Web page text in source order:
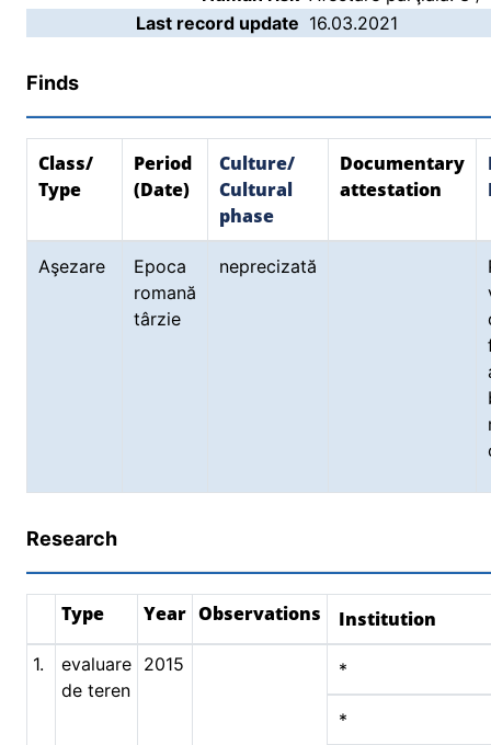
Last record update 16.03.2021
Finds
Class/
Type
Period
(Date)
Culture/
Cultural
phase
Documentary
attestation
Aşezare
Epoca
romană
târzie
neprecizată
Research
Type Year Observations Institution
1.
evaluare
de teren
2015 *
*